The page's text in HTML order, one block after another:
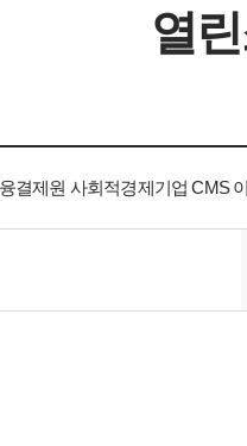
열
결제원 사회적경제기업 CMS